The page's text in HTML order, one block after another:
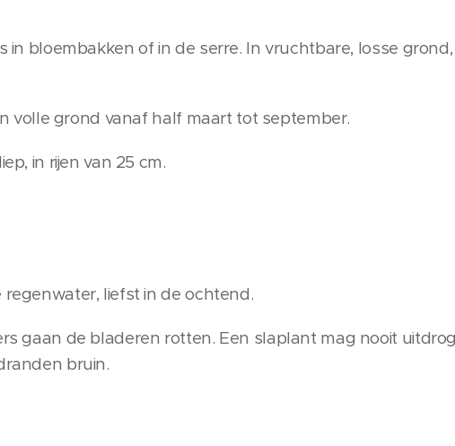
in bloembakken of in de serre. In vruchtbare, losse
volle grond vanaf half maart tot september.
in rijen van 25 cm.
liefst in de ochtend.
gaan de bladeren rotten. Een slaplant mag nooit
bruin.